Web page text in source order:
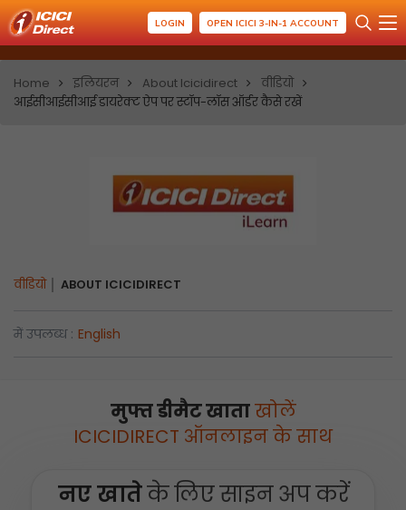
LOGIN OPEN ICICI 3-IN-1 ACCOUNT
Home इलियरन About Icicidirect
वीडियो
आईसीआईसीआई डायरेक्ट ऐप पर स्टॉप-लॉस ऑर्डर कैसे रखें
वीडियो ABOUT ICICIDIRECT
में उपलब्ध : English
मुफ्त डीमैट खाताखोलें
ICICIDIRECT ऑनलाइन के साथ
नए खातेके लिए साइन अप करें